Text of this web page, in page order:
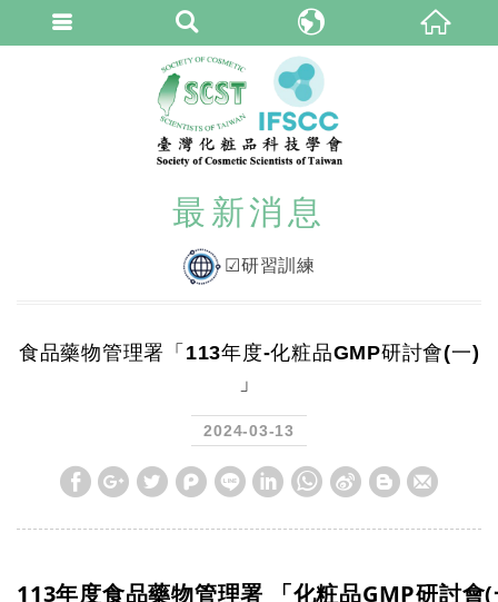
最新消息
☑研習訓練
食品藥物管理署「113年度-化粧品GMP研討會(一)
」
2024-03-13
113年度食品藥物管理署 「化粧品GMP研討會
繁體中文